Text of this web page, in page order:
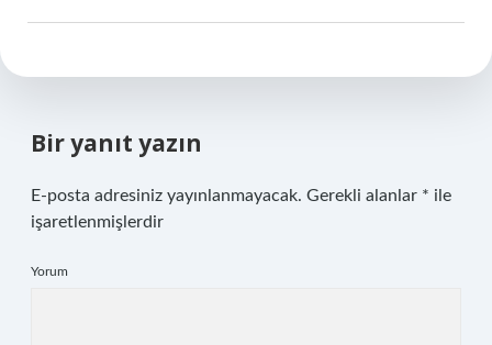
Bir yanıt yazın
E-posta adresiniz yayınlanmayacak. Gerekli alanlar * ile
işaretlenmişlerdir
Yorum